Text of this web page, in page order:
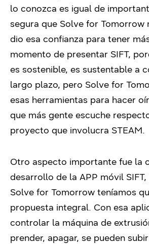
lo conozca es igual de
segura que Solve for Tomorrow
dio esa confianza para tener
momento de presentar SIFT,
es sostenible, es sustentable a
largo plazo, pero Solve for
esas herramientas para hacer
que más gente escuche
proyecto que involucra STEAM.
Otro aspecto importante fue la
desarrollo de la APP móvil
Solve for Tomorrow teníamos
propuesta integral. Con esa
controlar la máquina de
prender, apagar, se pueden